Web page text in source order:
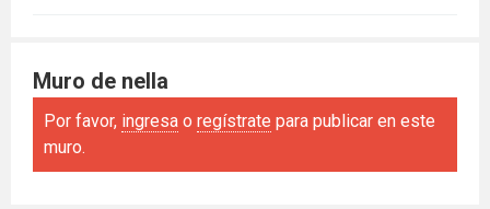
Muro de nella
Por favor, ingresa o regístrate para publicar en este
muro.